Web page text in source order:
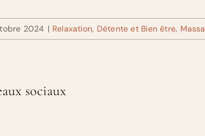
2024 | Relaxation, Détente et Bien être,
sociaux